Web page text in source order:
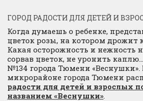
ГОРОД РАДОСТИ ДЛЯ ДЕТЕЙ И
Когда думаешь о ребенке,
цветок розы, на котором дрожит
Какая осторожность и нежность
сорвав цветок, не уронить
№134 города Тюмени «Веснушки».
микрорайоне города Тюмени
радости для детей и взрослых
названием «Веснушки».